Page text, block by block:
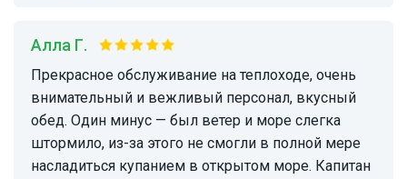
Алла Г.
Прекрасное обслуживание на теплоходе, очень
внимательный и вежливый персонал, вкусный
обед. Один минус — был ветер и море слегка
штормило, из-за этого не смогли в полной мере
насладиться купанием в открытом море. Капитан